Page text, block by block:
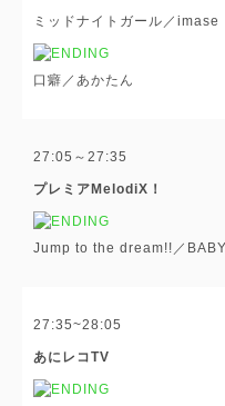
ミッドナイトガール／imase
口癖／あかたん
27:05～27:35
プレミアMelodiX！
Jump to the dream!!／
27:35~28:05
あにレコTV